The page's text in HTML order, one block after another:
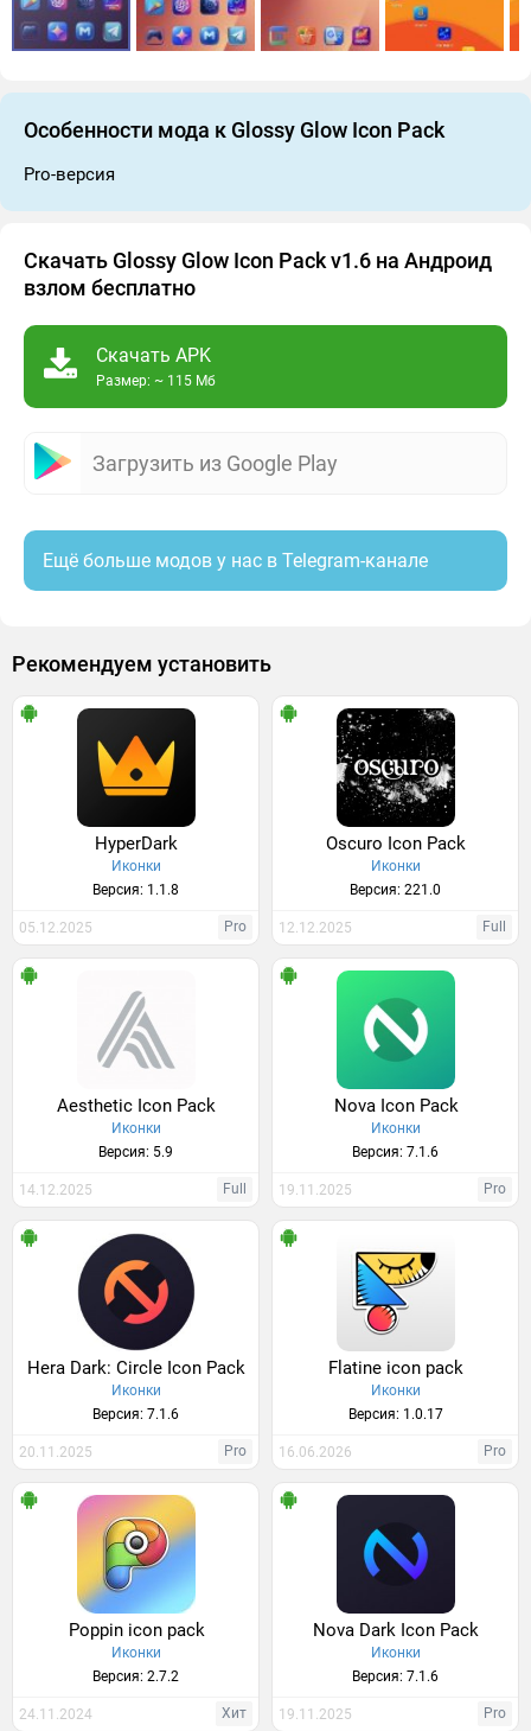
Особенности мода к Glossy Glow Icon Pack
Pro-версия
Скачать Glossy Glow Icon Pack v1.6 на Андроид
взлом бесплатно
Скачать APK
Размер: ~ 115 Мб
Загрузить из Google Play
Ещё больше модов у нас в Telegram-канале
Рекомендуем установить
HyperDark
Иконки
Версия: 1.1.8
05.12.2025 Pro
Oscuro Icon Pack
Иконки
Версия: 221.0
12.12.2025 Full
Aesthetic Icon Pack
Иконки
Версия: 5.9
14.12.2025 Full
Nova Icon Pack
Иконки
Версия: 7.1.6
19.11.2025 Pro
Hera Dark: Circle Icon Pack
Иконки
Версия: 7.1.6
20.11.2025 Pro
Flatine icon pack
Иконки
Версия: 1.0.17
16.06.2026 Pro
Poppin icon pack
Иконки
Версия: 2.7.2
24.11.2024 Хит
Nova Dark Icon Pack
Иконки
Версия: 7.1.6
19.11.2025 Pro